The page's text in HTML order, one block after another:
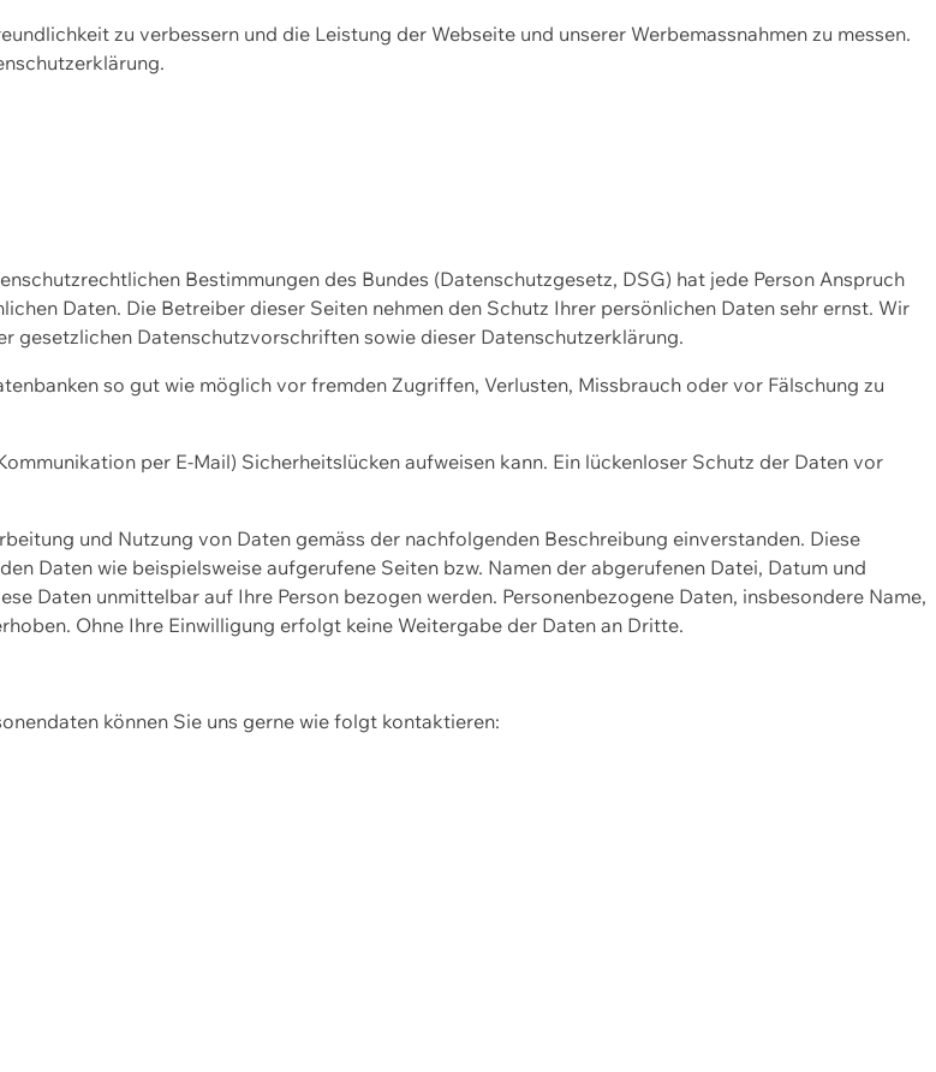
zu verbessern und die Leistung der Webseite und unserer Werbemassnahmen zu messen.
Bestimmungen des Bundes (Datenschutzgesetz, DSG) hat jede Person Anspruch
Daten. Die Betreiber dieser Seiten nehmen den Schutz Ihrer persönlichen Daten sehr ernst. Wir
gesetzlichen Datenschutzvorschriften sowie dieser Datenschutzerklärung.
so gut wie möglich vor fremden Zugriffen, Verlusten, Missbrauch oder vor Fälschung zu
per E-Mail) Sicherheitslücken aufweisen kann. Ein lückenloser Schutz der Daten vor
und Nutzung von Daten gemäss der nachfolgenden Beschreibung einverstanden. Diese
Daten wie beispielsweise aufgerufene Seiten bzw. Namen der abgerufenen Datei, Datum und
Daten unmittelbar auf Ihre Person bezogen werden. Personenbezogene Daten, insbesondere Name,
Ohne Ihre Einwilligung erfolgt keine Weitergabe der Daten an Dritte.
können Sie uns gerne wie folgt kontaktieren: